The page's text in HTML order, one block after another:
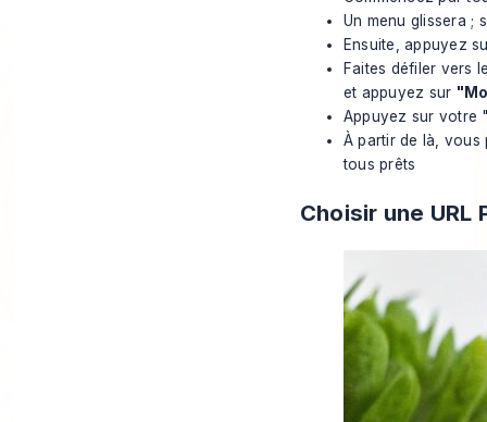
Un menu glissera ;
Ensuite, appuyez
Faites défiler vers
et appuyez sur
Appuyez sur votre
À partir de là, vous
tous prêts
Choisir une URL